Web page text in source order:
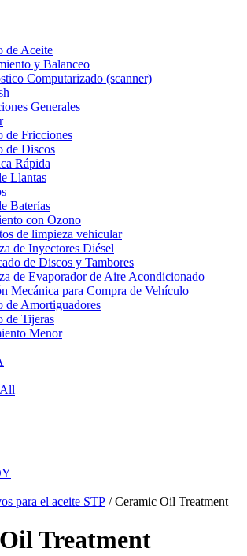
de Aceite
y Balanceo
Computarizado (scanner)
Generales
de Fricciones
de Discos
Rápida
Llantas
Baterías
con Ozono
de limpieza vehicular
de Inyectores Diésel
de Discos y Tambores
de Evaporador de Aire Acondicionado
Mecánica para Compra de Vehículo
de Amortiguadores
de Tijeras
Menor
para el aceite STP / Ceramic Oil Treatment
Treatment